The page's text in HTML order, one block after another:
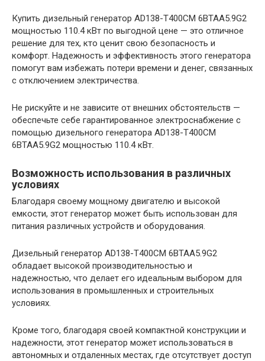
Купить дизельный генератор AD138-T400CM 6BTAA5.9G2
мощностью 110.4 кВт по выгодной цене — это отличное
решение для тех, кто ценит свою безопасность и
комфорт. Надежность и эффективность этого генератора
помогут вам избежать потери времени и денег, связанных
с отключением электричества.
Не рискуйте и не зависите от внешних обстоятельств —
обеспечьте себе гарантированное электроснабжение с
помощью дизельного генератора AD138-T400CM
6BTAA5.9G2 мощностью 110.4 кВт.
Возможность использования в различных
условиях
Благодаря своему мощному двигателю и высокой
емкости, этот генератор может быть использован для
питания различных устройств и оборудования.
Дизельный генератор AD138-T400CM 6BTAA5.9G2
обладает высокой производительностью и
надежностью, что делает его идеальным выбором для
использования в промышленных и строительных
условиях.
Кроме того, благодаря своей компактной конструкции и
надежности, этот генератор может использоваться в
автономных и отдаленных местах, где отсутствует доступ